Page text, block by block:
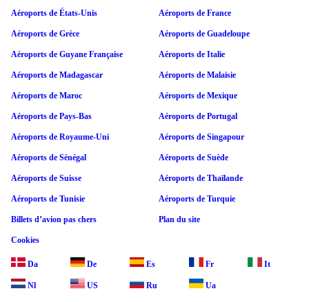
Aéroports de États-Unis Aéroports de France
Aéroports de Grèce Aéroports de Guadeloupe
Aéroports de Guyane Française Aéroports de Italie
Aéroports de Madagascar Aéroports de Malaisie
Aéroports de Maroc Aéroports de Mexique
Aéroports de Pays-Bas Aéroports de Portugal
Aéroports de Royaume-Uni Aéroports de Singapour
Aéroports de Sénégal Aéroports de Suède
Aéroports de Suisse Aéroports de Thaïlande
Aéroports de Tunisie Aéroports de Turquie
Billets d’avion pas chers Plan du site
Cookies
Da De Es Fr It
Nl US Ru Ua